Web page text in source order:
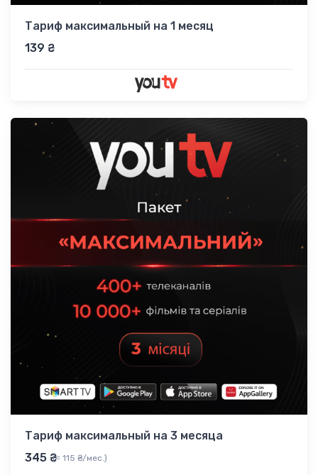
Тариф максимальный на 1 месяц
139 ₴
Тариф максимальный на 3 месяца
345 ₴ (≈ 115 ₴/мес.)